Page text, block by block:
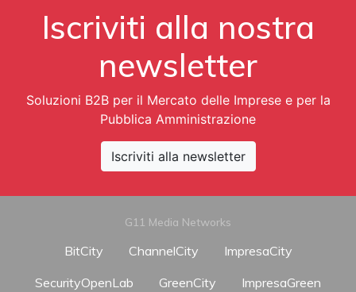
Iscriviti alla nostra
newsletter
Soluzioni B2B per il Mercato delle Imprese e per la
Pubblica Amministrazione
Iscriviti alla newsletter
G11 Media Networks
BitCity ChannelCity
ImpresaCity
SecurityOpenLab
GreenCity
ImpresaGreen